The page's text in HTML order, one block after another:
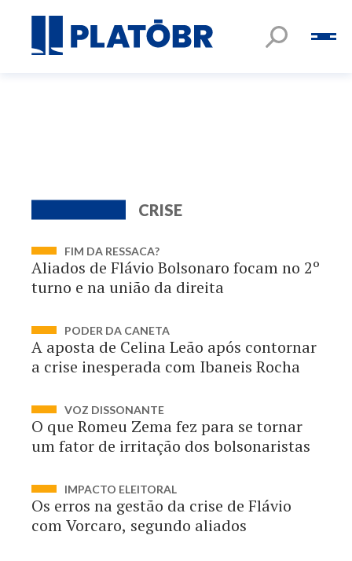
CRISE
FIM DA RESSACA?
Aliados de Flávio Bolsonaro focam no 2º
turno e na união da direita
PODER DA CANETA
A aposta de Celina Leão após contornar
a crise inesperada com Ibaneis Rocha
VOZ DISSONANTE
O que Romeu Zema fez para se tornar
um fator de irritação dos bolsonaristas
IMPACTO ELEITORAL
Os erros na gestão da crise de Flávio
com Vorcaro, segundo aliados